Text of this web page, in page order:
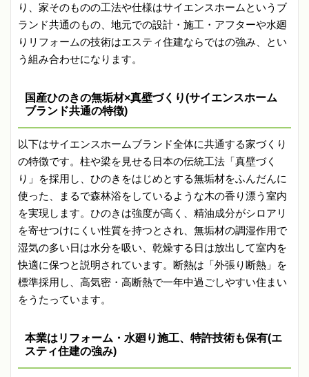
り、家そのものの工法や仕様はサイエンスホームというブ
ランド共通のもの、地元での設計・施工・アフターや水廻
りリフォームの技術はエスティ住建ならではの強み、とい
う組み合わせになります。
国産ひのきの無垢材×真壁づくり(サイエンスホーム
ブランド共通の特徴)
以下はサイエンスホームブランド全体に共通する家づくり
の特徴です。柱や梁を見せる日本の伝統工法「真壁づく
り」を採用し、ひのきをはじめとする無垢材をふんだんに
使った、まるで森林浴をしているような木の香り漂う室内
を実現します。ひのきは強度が高く、精油成分がシロアリ
を寄せつけにくい性質を持つとされ、無垢材の調湿作用で
湿気の多い日は水分を吸い、乾燥する日は放出して室内を
快適に保つと説明されています。断熱は「外張り断熱」を
標準採用し、高気密・高断熱で一年中過ごしやすい住まい
をうたっています。
本業はリフォーム・水廻り施工、特許技術も保有(エ
スティ住建の強み)